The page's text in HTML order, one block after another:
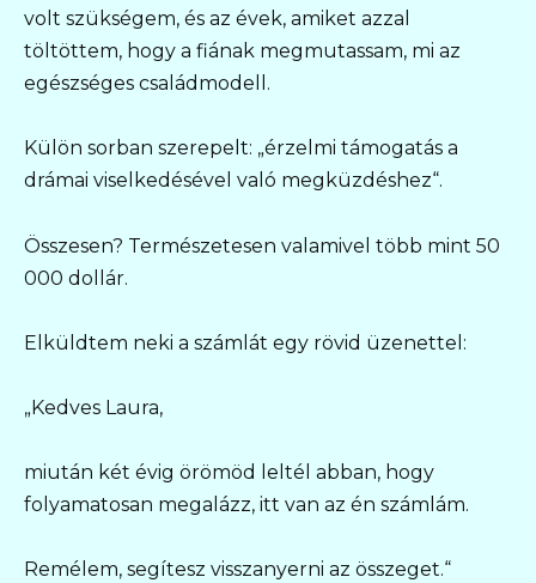
volt szükségem, és az évek, amiket azzal
töltöttem, hogy a fiának megmutassam, mi az
egészséges családmodell.
Külön sorban szerepelt: „érzelmi támogatás a
drámai viselkedésével való megküzdéshez“.
Összesen? Természetesen valamivel több mint 50
000 dollár.
Elküldtem neki a számlát egy rövid üzenettel:
„Kedves Laura,
miután két évig örömöd leltél abban, hogy
folyamatosan megalázz, itt van az én számlám.
Remélem, segítesz visszanyerni az összeget.“